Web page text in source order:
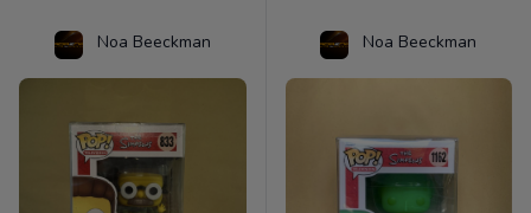
Noa Beeckman Noa Beeckman